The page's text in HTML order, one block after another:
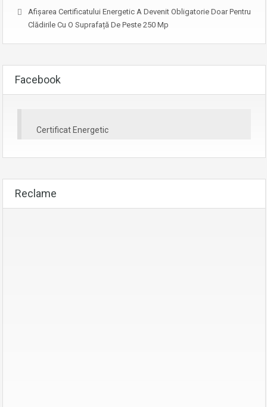
Afişarea Certificatului Energetic A Devenit Obligatorie Doar Pentru
Clădirile Cu O Suprafață De Peste 250 Mp
Facebook
Certificat Energetic
Reclame